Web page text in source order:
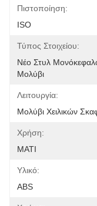
Πιστοποίηση:
ISO
Τύπος Στοιχείου:
Νέο Στυλ
Μολύβι
Λειτουργία:
Μολύβι Χειλικών
Χρήση:
ΜΑΤΙ
Υλικό:
ABS